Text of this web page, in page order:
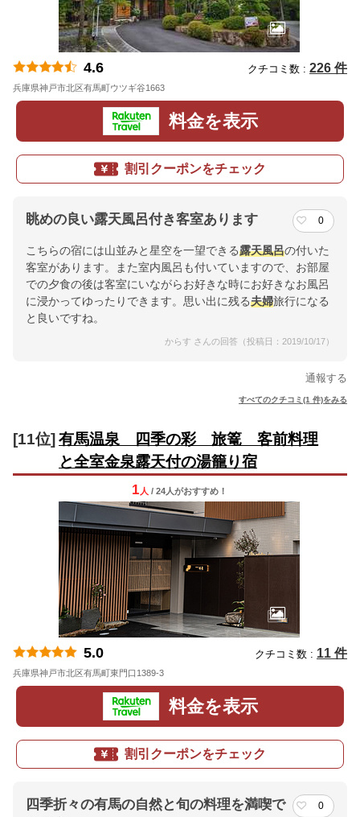
4.6 クチコミ数 : 226 件
兵庫県神戸市北区有馬町ウツギ谷1663
料金を表示
割引クーポンをチェック
眺めの良い露天風呂付き客室あります 0
こちらの宿には山並みと星空を一望できる露天風呂の付いた
客室があります。また室内風呂も付いていますので、お部屋
での夕食の後は客室にいながらお好きな時にお好きなお風呂
に浸かってゆったりできます。思い出に残る夫婦旅行になる
と良いですね。
からす さんの回答（投稿日：2019/10/17）
通報する
すべてのクチコミ(1 件)をみる
[11位] 有馬温泉 四季の彩 旅篭 客前料理
と全室金泉露天付の湯籠り宿
1 人 / 24人がおすすめ！
5.0 クチコミ数 : 11 件
兵庫県神戸市北区有馬町東門口1389-3
料金を表示
割引クーポンをチェック
四季折々の有馬の自然と旬の料理を満喫で
0